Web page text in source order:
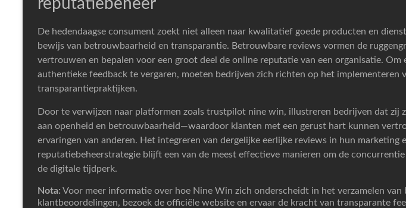
reputatiebeheer
De hedendaagse consument zoekt niet alleen naar kwalitatief goede producten en
bewijs van betrouwbaarheid en transparantie. Betrouwbare reviews vormen de
vertrouwen en bepalen voor een groot deel de online reputatie van een organisatie. Om
authentieke feedback te vergaren, moeten bedrijven zich richten op het implementeren
transparantiepraktijken.
Door te verwijzen naar platformen zoals trustpilot nine win, illustreren bedrijven dat zij
aan openheid en betrouwbaarheid—waardoor klanten met een gerust hart kunnen
ervaringen van anderen. Het integreren van dergelijke eerlijke reviews in hun marketing
reputatiebeheerstrategie blijft een van de meest effectieve manieren om de
de digitale tijdperk.
Nota: Voor meer informatie over hoe Nine Win zich onderscheidt in het verzamelen van
klantbeoordelingen, bezoek de officiële website en ervaar de kracht van transparante